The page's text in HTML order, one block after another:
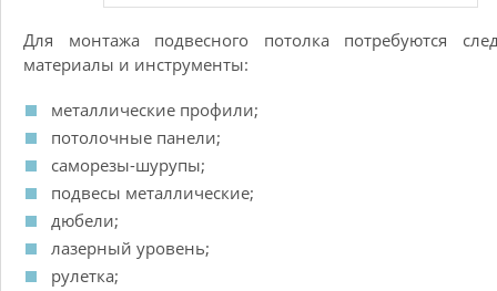
Для монтажа подвесного потолка потребуются
материалы и инструменты:
металлические профили;
потолочные панели;
саморезы-шурупы;
подвесы металлические;
дюбели;
лазерный уровень;
рулетка;